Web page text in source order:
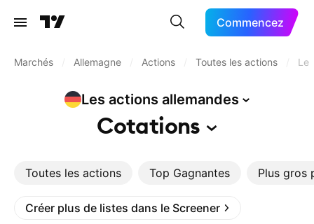
Commencez
Marchés Allemagne Actions Toutes les actions Le
Les actions allemandes
Cotations
Toutes les actions Top Gagnantes Plus gros
Créer plus de listes dans le Screener